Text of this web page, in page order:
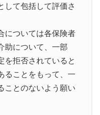
して包括して評価さ
については各保険者
助について、一部
を拒否されていると
ることをもって、一
ことのないよう願い